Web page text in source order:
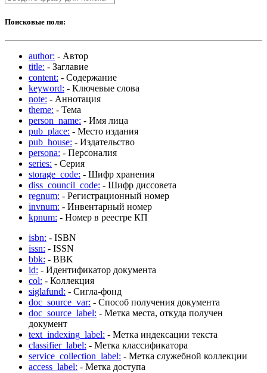
Поисковые поля:
author: - Автор
title: - Заглавие
content: - Содержание
keyword: - Ключевые слова
note: - Аннотация
theme: - Тема
person_name: - Имя лица
pub_place: - Место издания
pub_house: - Издательство
persona: - Персоналия
series: - Серия
storage_code: - Шифр хранения
diss_council_code: - Шифр диссовета
regnum: - Регистрационный номер
invnum: - Инвентарный номер
kpnum: - Номер в реестре КП
isbn: - ISBN
issn: - ISSN
bbk: - BBK
id: - Идентификатор документа
col: - Коллекция
siglafund: - Сигла-фонд
doc_source_var: - Способ получения документа
doc_source_label: - Метка места, откуда получен
документ
text_indexing_label: - Метка индексации текста
classifier_label: - Метка классификатора
service_collection_label: - Метка служебной коллекции
access_label: - Метка доступа